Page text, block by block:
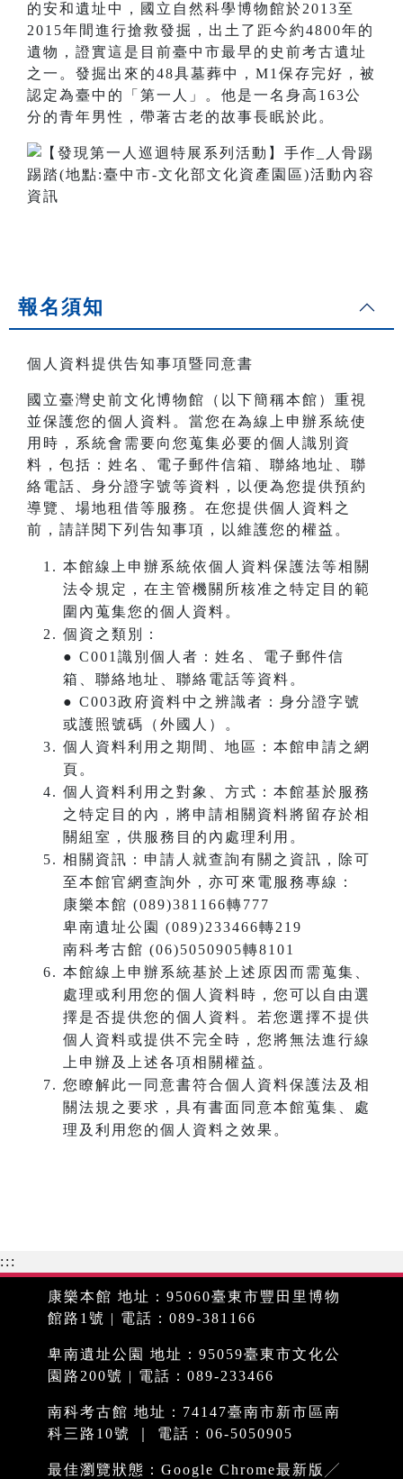
的安和遺址中，國立自然科學博物館於2013至
2015年間進行搶救發掘，出土了距今約4800年的
遺物，證實這是目前臺中市最早的史前考古遺址
之一。發掘出來的48具墓葬中，M1保存完好，被
認定為臺中的「第一人」。他是一名身高163公
分的青年男性，帶著古老的故事長眠於此。
報名須知
個人資料提供告知事項暨同意書
國立臺灣史前文化博物館（以下簡稱本館）重視
並保護您的個人資料。當您在為線上申辦系統使
用時，系統會需要向您蒐集必要的個人識別資
料，包括：姓名、電子郵件信箱、聯絡地址、聯
絡電話、身分證字號等資料，以便為您提供預約
導覽、場地租借等服務。在您提供個人資料之
前，請詳閱下列告知事項，以維護您的權益。
本館線上申辦系統依個人資料保護法等相關
法令規定，在主管機關所核准之特定目的範
圍內蒐集您的個人資料。
個資之類別：
● C001識別個人者：姓名、電子郵件信
箱、聯絡地址、聯絡電話等資料。
● C003政府資料中之辨識者：身分證字號
或護照號碼（外國人）。
個人資料利用之期間、地區：本館申請之網
頁。
個人資料利用之對象、方式：本館基於服務
之特定目的內，將申請相關資料將留存於相
關組室，供服務目的內處理利用。
相關資訊：申請人就查詢有關之資訊，除可
至本館官網查詢外，亦可來電服務專線：
康樂本館 (089)381166轉777
卑南遺址公園 (089)233466轉219
南科考古館 (06)5050905轉8101
本館線上申辦系統基於上述原因而需蒐集、
處理或利用您的個人資料時，您可以自由選
擇是否提供您的個人資料。若您選擇不提供
個人資料或提供不完全時，您將無法進行線
上申辦及上述各項相關權益。
您瞭解此一同意書符合個人資料保護法及相
關法規之要求，具有書面同意本館蒐集、處
理及利用您的個人資料之效果。
:::
康樂本館 地址：95060臺東市豐田里博物
館路1號 | 電話：089-381166
卑南遺址公園 地址：95059臺東市文化公
園路200號 | 電話：089-233466
南科考古館 地址：74147臺南市新市區南
科三路10號 ｜ 電話：06-5050905
最佳瀏覽狀態：Google Chrome最新版╱